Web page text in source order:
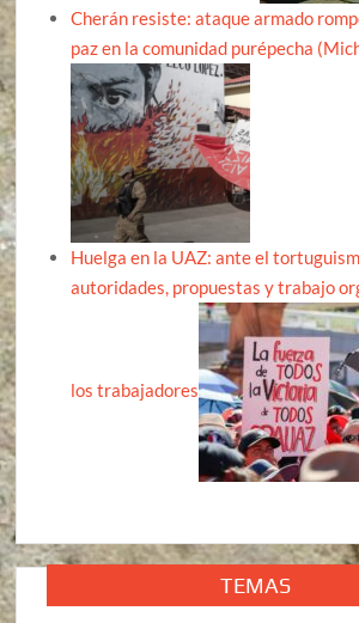
Cherán resiste: ataque armado
paz en la comunidad purépecha
Huelga en la UAZ: ante el
autoridades, propuestas y trabajo
los trabajadores
TEMAS